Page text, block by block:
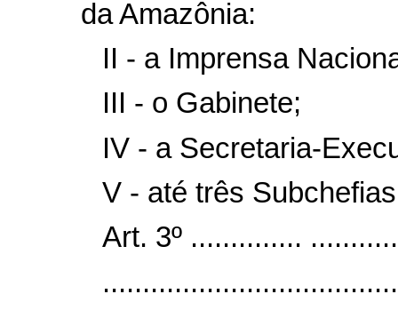
da Amazônia:
II - a Imprensa
III - o Gabinete;
IV - a Secretaria-
V - até três
Art. 3º ..............